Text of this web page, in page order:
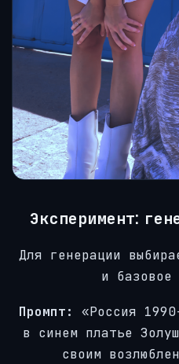
Эксперимент:
Для генерации
и базовое
Промпт: «Россия
в синем платье
своим